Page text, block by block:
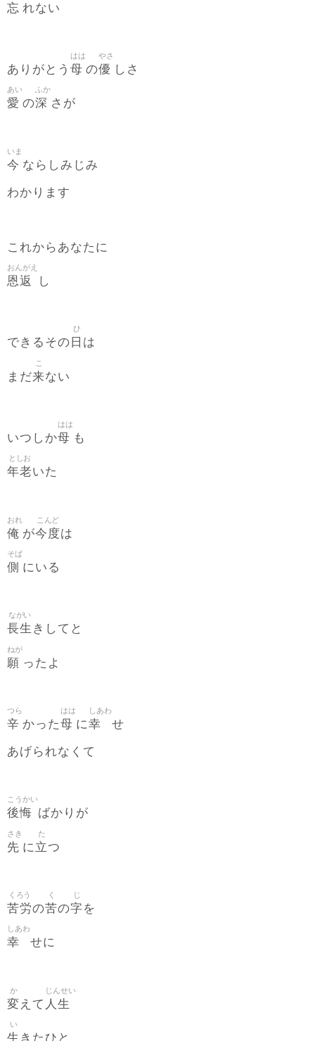
忘 れない
ありがとう 母
はは
の優
やさ
しさ
愛
あい
の深
ふか
さが
今
いま
ならしみじみ
わかります
これからあなたに
恩返
おんがえ
し
できるその 日
ひ
は
まだ来
こ
ない
いつしか母
はは
も
年老
としお
いた
俺
おれ
が今度
こんど
は
側
そば
にいる
長生
ながい
きしてと
願
ねが
ったよ
辛
つら
かった母
はは
に幸
しあわ
せ
あげられなくて
後悔
こうかい
ばかりが
先
さき
に立
た
つ
苦労
くろう
の苦
く
の字
じ
を
幸
しあわ
せに
変
か
えて 人生
じんせい
生
い
きたひと